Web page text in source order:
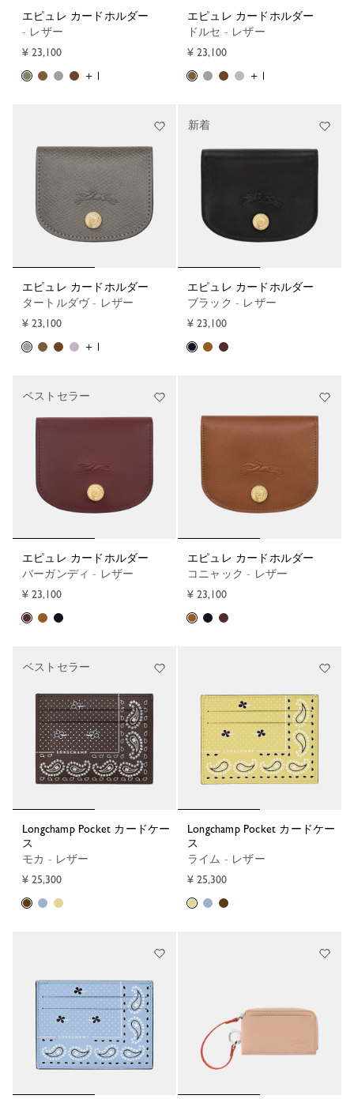
エピュレ カードホルダー
- レザー
¥ 23,100
+ 1
エピュレ カードホルダー
ドルセ - レザー
¥ 23,100
+ 1
エピュレ カードホルダー
タートルダヴ - レザー
¥ 23,100
+ 1
エピュレ カードホルダー
ブラック - レザー
¥ 23,100
新着
エピュレ カードホルダー
バーガンディ - レザー
¥ 23,100
ベストセラー
エピュレ カードホルダー
コニャック - レザー
¥ 23,100
Longchamp Pocket カードケー
ス
モカ - レザー
¥ 25,300
ベストセラー
Longchamp Pocket カードケー
ス
ライム - レザー
¥ 25,300